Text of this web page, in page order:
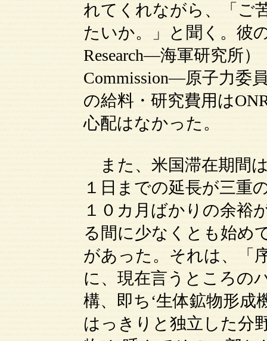
れてくれながら、「ご
たいか。」と聞く。彼
Research―海軍研究所
Commission―原子力委
の給料・研究費用は
心配はなかった。
また、米国滞在期間
１日までの延長が三重
１０カ月ばかりの余裕
る間に少なくとも始め
があった。それは、「
に、現在言うところの
構、即ち‘生体鉱物形成
はっきりと独立した分